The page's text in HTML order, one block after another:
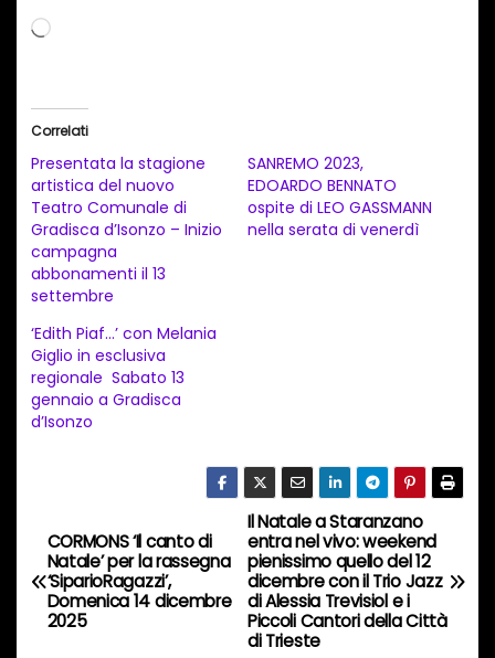
C
a
m
e
n
t
o
i
n
c
o
…
Correlati
Presentata la stagione
artistica del nuovo
Teatro Comunale di
Gradisca d’Isonzo – Inizio
campagna
abbonamenti il 13
settembre
SANREMO 2023,
EDOARDO BENNATO
ospite di LEO GASSMANN
nella serata di venerdì
‘Edith Piaf…’ con Melania
Giglio in esclusiva
regionale Sabato 13
gennaio a Gradisca
d’Isonzo
N
a
v
Il Natale a Staranzano
entra nel vivo: weekend
pienissimo quello del 12
dicembre con il Trio Jazz
di Alessia Trevisiol e i
Piccoli Cantori della Città
di Trieste
CORMONS ‘Il canto di
Natale’ per la rassegna
‘SiparioRagazzi’,
Domenica 14 dicembre
2025